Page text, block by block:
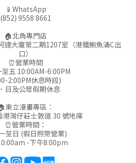
📱WhatsApp
(852) 9558 8661
🏠北角專門店
達大廈第二期1207室（港鐵鰂魚涌C出
口）
⏰營業時間
五 10:00AM-6:00PM
2:00PM休息時段)
日及公眾假期休息
東立漫畫專區：
港灣仔莊士敦道 30 號地庫
⏰營業時間：
至日 (假日照常營業)
-下午8:00pm